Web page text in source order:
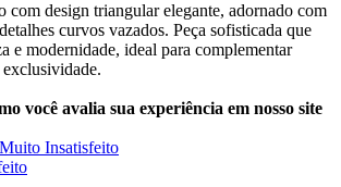
com design triangular elegante, adornado com
curvos vazados. Peça sofisticada que
e modernidade, ideal para complementar
você avalia sua experiência em nosso site
Muito Insatisfeito